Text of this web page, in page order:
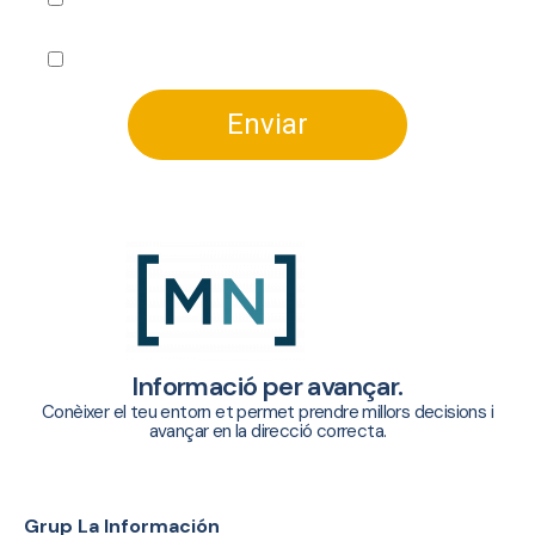
Enviar
Informació per avançar.
Conèixer el teu entorn et permet prendre millors decisions i
avançar en la direcció correcta.
Grup La Información